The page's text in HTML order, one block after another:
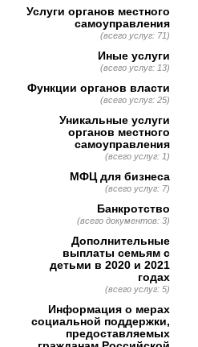
Услуги органов местного
самоуправления
(всего услуг: 71)
Иные услуги
(всего услуг: 13)
Функции органов власти
(всего услуг: 25)
Уникальные услуги
органов местного
самоуправления
(всего услуг: 1)
МФЦ для бизнеса
(всего услуг: 7)
Банкротство
(всего документов: 3)
Дополнительные
выплаты семьям с
детьми в 2020 и 2021
годах
(всего услуг: 5)
Информация о мерах
социальной поддержки,
предоставляемых